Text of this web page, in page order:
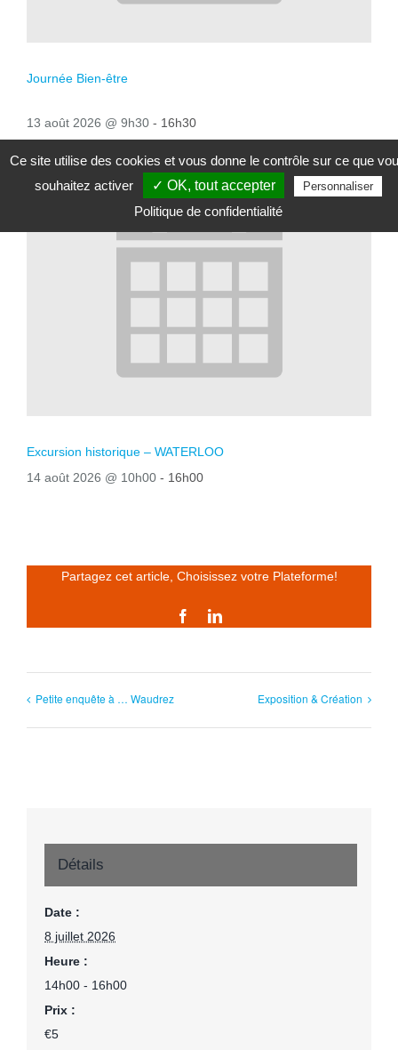
Journée Bien-être
13 août 2026 @ 9h30 - 16h30
Excursion historique – WATERLOO
14 août 2026 @ 10h00 - 16h00
Partagez cet article, Choisissez votre Plateforme!
FacebookLinkedIn
Petite enquête à … Waudrez Exposition & Création
Détails
Date :
8 juillet 2026
Heure :
14h00 - 16h00
Prix :
€5
Ce site utilise des cookies et vous donne le contrôle sur ce que
souhaitez activer
✓ OK, tout accepter Personnaliser
Politique de confidentialité